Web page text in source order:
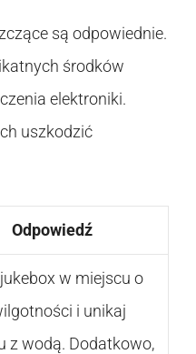
są odpowiednie.
środków
elektroniki.
uszkodzić
Odpowiedź
w miejscu o
i unikaj
z wodą. Dodatkowo,